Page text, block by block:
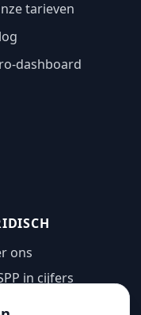
tarieven
dashboard
ons
in cijfers